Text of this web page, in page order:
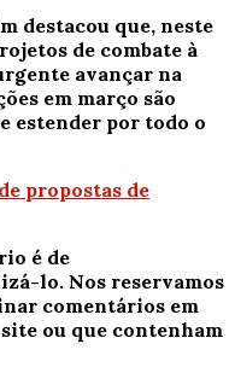
destacou que, neste
de combate à
avançar na
em março são
estender por todo o
propostas de
é de
lo. Nos reservamos
comentários em
ou que contenham